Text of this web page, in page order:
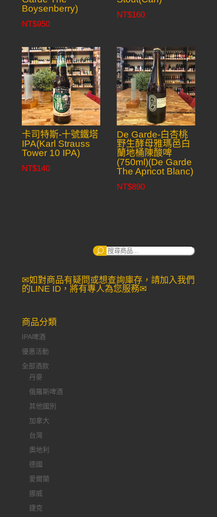
Boysenberry)
NT$950
NT$160
卡司特斯-十號鐵塔
IPA(Karl Strauss
Tower 10 IPA)
NT$140
De Garde-白杏桃
野生酵母雅瑪邑白
蘭地桶陳酸啤
(750ml)(De Garde
The Apricot Blanc)
NT$890
搜
✉如對商品有疑問或想查詢庫存，請加入我們
的LINE ID，將有專人為您服務✉
商品分類
IPA啤酒
優惠活動
全部酒款
丹麥
俄羅斯啤酒
其他國別
加拿大
台灣
奧地利
德國
愛爾蘭
挪威
捷克